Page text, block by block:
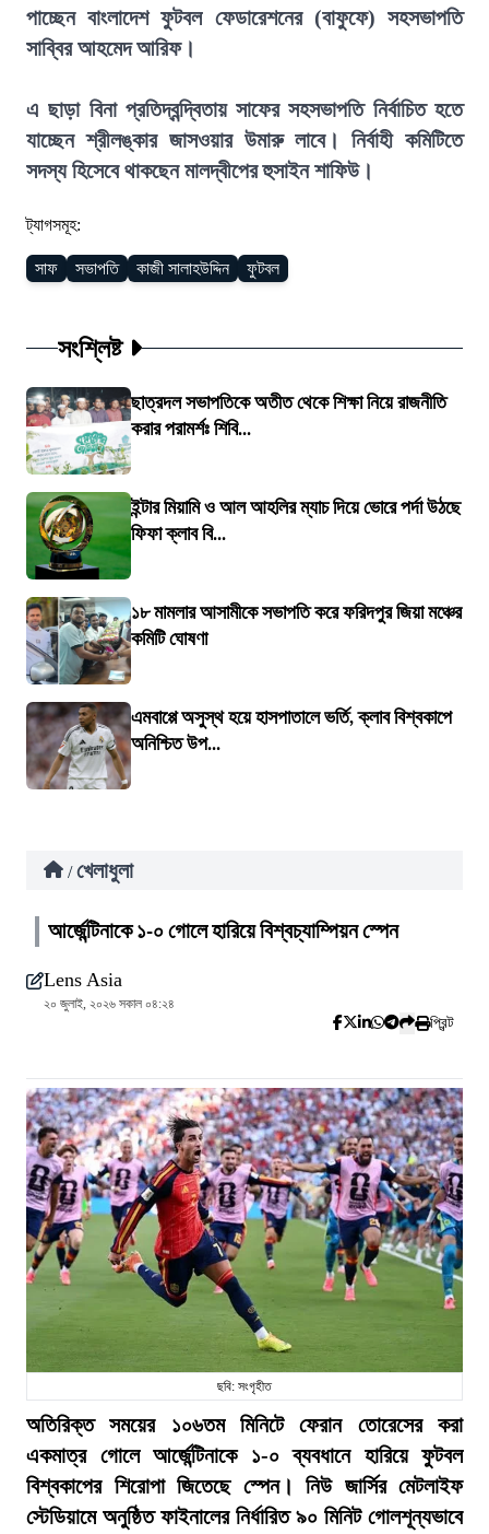
পাচ্ছেন বাংলাদেশ ফুটবল ফেডারেশনের (বাফুফে) সহসভাপতি
সাব্বির আহমেদ আরিফ।
এ ছাড়া বিনা প্রতিদ্বন্দ্বিতায় সাফের সহসভাপতি নির্বাচিত হতে
যাচ্ছেন শ্রীলঙ্কার জাসওয়ার উমারু লাবে। নির্বাহী কমিটিতে
সদস্য হিসেবে থাকছেন মালদ্বীপের হুসাইন শাফিউ।
ট্যাগসমূহ:
সাফ সভাপতি কাজী সালাহউদ্দিন ফুটবল
সংশ্লিষ্ট
ছাত্রদল সভাপতিকে অতীত থেকে শিক্ষা নিয়ে রাজনীতি
করার পরামর্শঃ শিবি...
ইন্টার মিয়ামি ও আল আহলির ম্যাচ দিয়ে ভোরে পর্দা উঠছে
ফিফা ক্লাব বি...
১৮ মামলার আসামীকে সভাপতি করে ফরিদপুর জিয়া মঞ্চের
কমিটি ঘোষণা
এমবাপ্পে অসুস্থ হয়ে হাসপাতালে ভর্তি, ক্লাব বিশ্বকাপে
অনিশ্চিত উপ...
/ খেলাধুলা
আর্জেন্টিনাকে ১-০ গোলে হারিয়ে বিশ্বচ্যাম্পিয়ন স্পেন
Lens Asia
২০ জুলাই, ২০২৬ সকাল ০৪:২৪
প্রিন্ট
ছবি: সংগৃহীত
অতিরিক্ত সময়ের ১০৬তম মিনিটে ফেরান তোরেসের করা
একমাত্র গোলে আর্জেন্টিনাকে ১-০ ব্যবধানে হারিয়ে ফুটবল
বিশ্বকাপের শিরোপা জিতেছে স্পেন। নিউ জার্সির মেটলাইফ
স্টেডিয়ামে অনুষ্ঠিত ফাইনালের নির্ধারিত ৯০ মিনিট গোলশূন্যভাবে